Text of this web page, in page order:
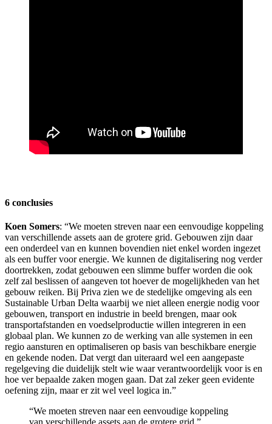
6 conclusies
Koen Somers: “We moeten streven naar een eenvoudige koppeling
van verschillende assets aan de grotere grid. Gebouwen zijn daar
een onderdeel van en kunnen bovendien niet enkel worden ingezet
als een buffer voor energie. We kunnen de digitalisering nog verder
doortrekken, zodat gebouwen een slimme buffer worden die ook
zelf zal beslissen of aangeven tot hoever de mogelijkheden van het
gebouw reiken. Bij Priva zien we de stedelijke omgeving als een
Sustainable Urban Delta waarbij we niet alleen energie nodig voor
gebouwen, transport en industrie in beeld brengen, maar ook
transportafstanden en voedselproductie willen integreren in een
globaal plan. We kunnen zo de werking van alle systemen in een
regio aansturen en optimaliseren op basis van beschikbare energie
en gekende noden. Dat vergt dan uiteraard wel een aangepaste
regelgeving die duidelijk stelt wie waar verantwoordelijk voor is en
hoe ver bepaalde zaken mogen gaan. Dat zal zeker geen evidente
oefening zijn, maar er zit wel veel logica in.”
“We moeten streven naar een eenvoudige koppeling